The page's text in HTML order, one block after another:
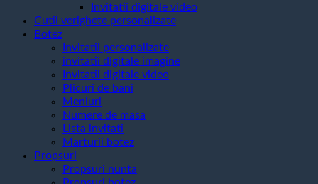
Invitatii digitale video
Cutii verighete personalizate
Botez
Invitatii personalizate
invitatii digitale imagine
Invitatii digitale video
Plicuri de bani
Meniuri
Numere de masa
Lista invitati
Marturii botez
Propsuri
Propsuri nunta